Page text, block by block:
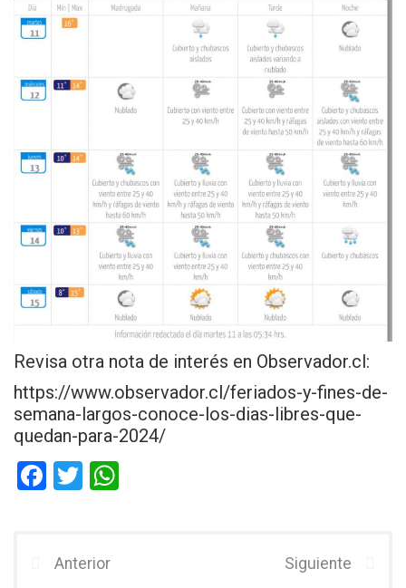
Revisa otra nota de interés en Observador.cl:
https://www.observador.cl/feriados-y-fines-de-
semana-largos-conoce-los-dias-libres-que-
quedan-para-2024/
F
b
T
er
Anterior Siguiente